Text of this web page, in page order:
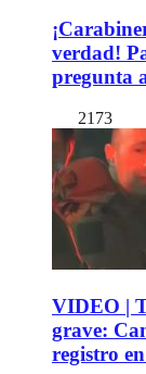
verdad!
pregunta
2173
VIDEO |
grave:
registro